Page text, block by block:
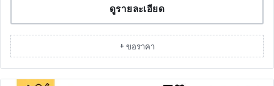
ดูรายละเอียด
+ ขอราคา